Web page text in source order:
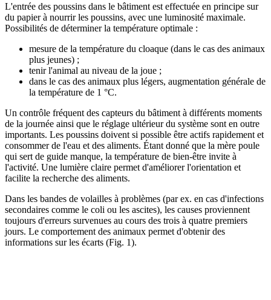
L'entrée des poussins dans le bâtiment est effectuée en principe sur
du papier à nourrir les poussins, avec une luminosité maximale.
Possibilités de déterminer la température optimale :
mesure de la température du cloaque (dans le cas des animaux
plus jeunes) ;
tenir l'animal au niveau de la joue ;
dans le cas des animaux plus légers, augmentation générale de
la température de 1 °C.
Un contrôle fréquent des capteurs du bâtiment à différents moments
de la journée ainsi que le réglage ultérieur du système sont en outre
importants. Les poussins doivent si possible être actifs rapidement et
consommer de l'eau et des aliments. Étant donné que la mère poule
qui sert de guide manque, la température de bien-être invite à
l'activité. Une lumière claire permet d'améliorer l'orientation et
facilite la recherche des aliments.
Dans les bandes de volailles à problèmes (par ex. en cas d'infections
secondaires comme le coli ou les ascites), les causes proviennent
toujours d'erreurs survenues au cours des trois à quatre premiers
jours. Le comportement des animaux permet d'obtenir des
informations sur les écarts (Fig. 1).